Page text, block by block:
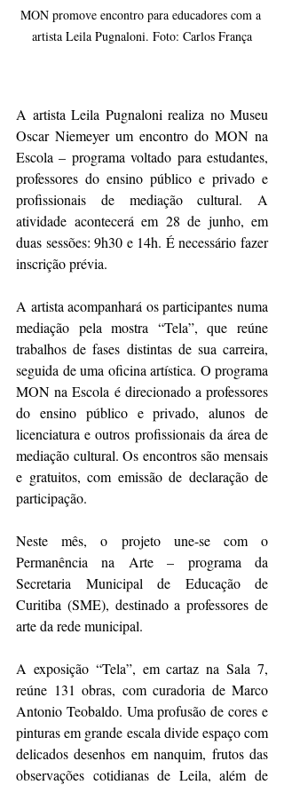
MON promove encontro para educadores com a
artista Leila Pugnaloni. Foto: Carlos França
A artista Leila Pugnaloni realiza no Museu
Oscar Niemeyer um encontro do MON na
Escola – programa voltado para estudantes,
professores do ensino público e privado e
profissionais de mediação cultural. A
atividade acontecerá em 28 de junho, em
duas sessões: 9h30 e 14h. É necessário fazer
inscrição prévia.
A artista acompanhará os participantes numa
mediação pela mostra “Tela”, que reúne
trabalhos de fases distintas de sua carreira,
seguida de uma oficina artística. O programa
MON na Escola é direcionado a professores
do ensino público e privado, alunos de
licenciatura e outros profissionais da área de
mediação cultural. Os encontros são mensais
e gratuitos, com emissão de declaração de
participação.
Neste mês, o projeto une-se com o
Permanência na Arte – programa da
Secretaria Municipal de Educação de
Curitiba (SME), destinado a professores de
arte da rede municipal.
A exposição “Tela”, em cartaz na Sala 7,
reúne 131 obras, com curadoria de Marco
Antonio Teobaldo. Uma profusão de cores e
pinturas em grande escala divide espaço com
delicados desenhos em nanquim, frutos das
observações cotidianas de Leila, além de